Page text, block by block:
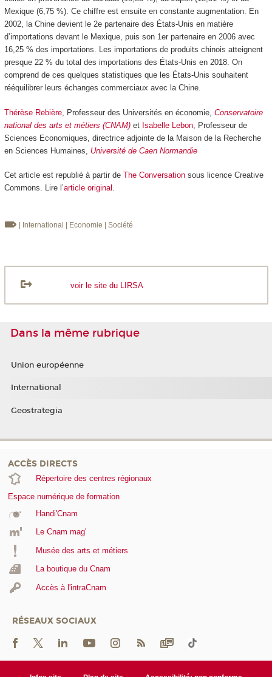
Mexique (6,75 %). Ce chiffre est ensuite en constante augmentation. En
2002, la Chine devient le 2epartenaire des États-Unis en matière
d’importations devant le Mexique, puis son 1erpartenaire en 2006 avec
16,25 % des importations. Les importations de produits chinois atteignent
presque 22 % du total des importations des États-Unis en 2018. On
comprend de ces quelques statistiques que les États-Unis souhaitent
rééquilibrer leurs échanges commerciaux avec la Chine.
Thérèse Rebière, Professeur des Universités en économie, Conservatoire
national des arts et métiers (CNAM)et Isabelle Lebon, Professeur de
Sciences Economiques, directrice adjointe de la Maison de la Recherche
en Sciences Humaines, Université de Caen Normandie
Cet article est republié à partir de The Conversationsous licence Creative
Commons. Lire l’article original .
| International | Economie | Société
voir le site du LIRSA
Dans la même rubrique
Union européenne
International
Geostrategia
ACCÈS DIRECTS
Répertoire des centres régionaux
Espace numérique de formation
Handi'Cnam
Le Cnam mag'
Musée des arts et métiers
La boutique du Cnam
Accès à l'intraCnam
RÉSEAUX SOCIAUX